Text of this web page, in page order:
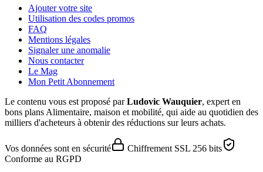
Ajouter votre site
Utilisation des codes promos
FAQ
Mentions légales
Signaler une anomalie
Nous contacter
Le Mag
Mon Petit Abonnement
Le contenu vous est proposé parLudovic Wauquier, expert en
bons plans Alimentaire, maison et mobilité, qui aide au quotidien des
milliers d'acheteurs à obtenir des réductions sur leurs achats.
Vos données sont en sécurité
Chiffrement SSL 256 bits
Conforme au RGPD